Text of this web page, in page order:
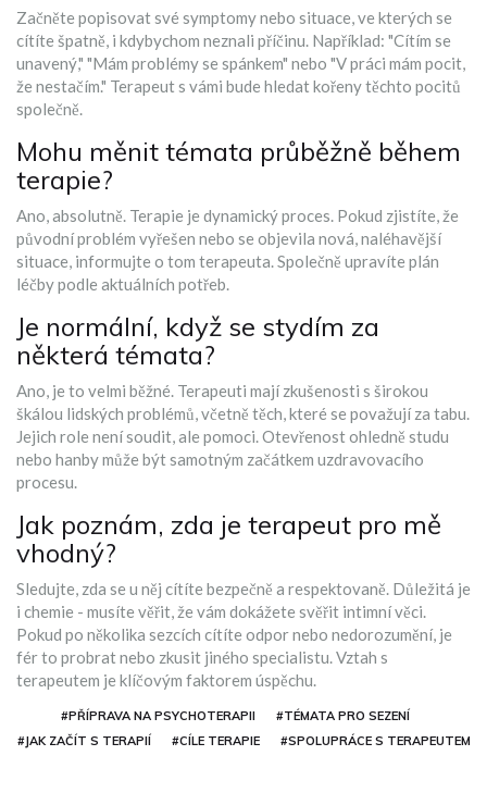
Začněte popisovat své symptomy nebo situace, ve kterých se
cítíte špatně, i kdybychom neznali příčinu. Například: "Cítím se
unavený," "Mám problémy se spánkem" nebo "V práci mám pocit,
že nestačím." Terapeut s vámi bude hledat kořeny těchto pocitů
společně.
Mohu měnit témata průběžně během
terapie?
Ano, absolutně. Terapie je dynamický proces. Pokud zjistíte, že
původní problém vyřešen nebo se objevila nová, naléhavější
situace, informujte o tom terapeuta. Společně upravíte plán
léčby podle aktuálních potřeb.
Je normální, když se stydím za
některá témata?
Ano, je to velmi běžné. Terapeuti mají zkušenosti s širokou
škálou lidských problémů, včetně těch, které se považují za tabu.
Jejich role není soudit, ale pomoci. Otevřenost ohledně studu
nebo hanby může být samotným začátkem uzdravovacího
procesu.
Jak poznám, zda je terapeut pro mě
vhodný?
Sledujte, zda se u něj cítíte bezpečně a respektovaně. Důležitá je
i chemie - musíte věřit, že vám dokážete svěřit intimní věci.
Pokud po několika sezcích cítíte odpor nebo nedorozumění, je
fér to probrat nebo zkusit jiného specialistu. Vztah s
terapeutem je klíčovým faktorem úspěchu.
#PŘÍPRAVA NA PSYCHOTERAPII
#TÉMATA PRO SEZENÍ
#JAK ZAČÍT S TERAPIÍ
#CÍLE TERAPIE #SPOLUPRÁCE S TERAPEUTEM